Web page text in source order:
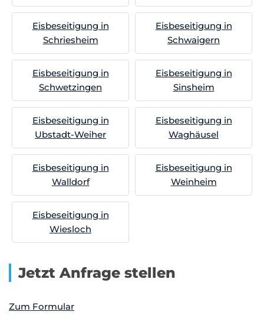
Eisbeseitigung in
Schriesheim
Eisbeseitigung in
Schwaigern
Eisbeseitigung in
Schwetzingen
Eisbeseitigung in
Sinsheim
Eisbeseitigung in
Ubstadt-Weiher
Eisbeseitigung in
Waghäusel
Eisbeseitigung in
Walldorf
Eisbeseitigung in
Weinheim
Eisbeseitigung in
Wiesloch
Jetzt Anfrage stellen
Zum Formular